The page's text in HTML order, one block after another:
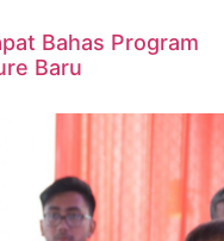
Bahas Program
Baru